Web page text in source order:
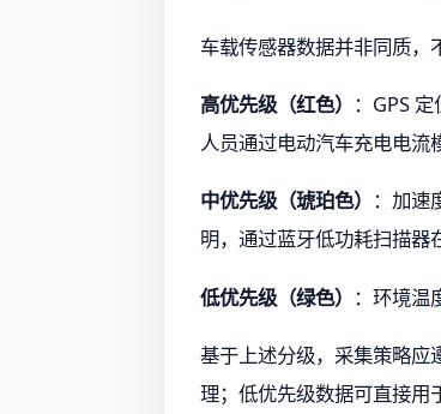
车载传感器数据并非同质，
高优先级（红色） ：GPS
人员通过电动汽车充电电流
中优先级（琥珀色） ：加速
明，通过蓝牙低功耗扫描器
低优先级（绿色） ：环境温
基于上述分级，采集策略应
理；低优先级数据可直接用